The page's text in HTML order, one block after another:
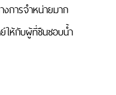
การจำหน่ายมาก
ให้กับผู้ที่ชืนชอบน้ำ